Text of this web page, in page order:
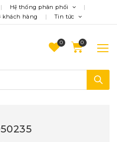
Hệ thống phân phối
khách hàng Tin tức
0